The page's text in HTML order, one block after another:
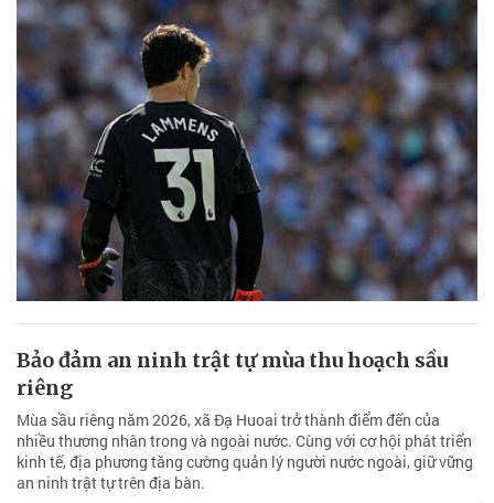
Bảo đảm an ninh trật tự mùa thu hoạch sầu
riêng
Mùa sầu riêng năm 2026, xã Đạ Huoai trở thành điểm đến của
nhiều thương nhân trong và ngoài nước. Cùng với cơ hội phát triển
kinh tế, địa phương tăng cường quản lý người nước ngoài, giữ vững
an ninh trật tự trên địa bàn.